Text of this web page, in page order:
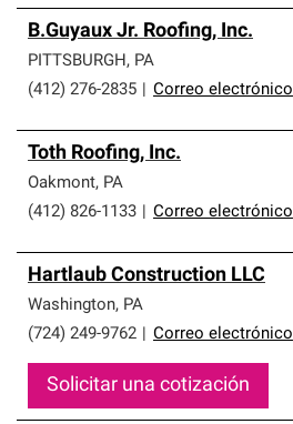
B.Guyaux Jr. Roofing, Inc.
PITTSBURGH, PA
(412) 276-2835
Correo electrónico
Toth Roofing, Inc.
Oakmont, PA
(412) 826-1133
Correo electrónico
Hartlaub Construction LLC
Washington, PA
(724) 249-9762
Correo electrónico
Solicitar una cotización